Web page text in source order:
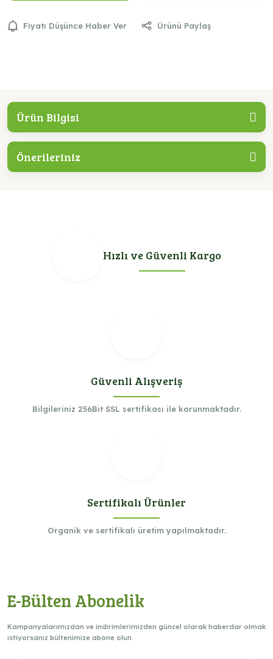
Fiyatı Düşünce Haber Ver Ürünü Paylaş
Ürün Bilgisi
Önerileriniz
Hızlı ve Güvenli Kargo
Güvenli Alışveriş
Bilgileriniz 256Bit SSL sertifikası ile korunmaktadır.
Sertifikalı Ürünler
Organik ve sertifikalı üretim yapılmaktadır.
E-Bülten Abonelik
Kampanyalarımızdan ve indirimlerimizden güncel olarak haberdar olmak
istiyorsanız bültenimize abone olun.